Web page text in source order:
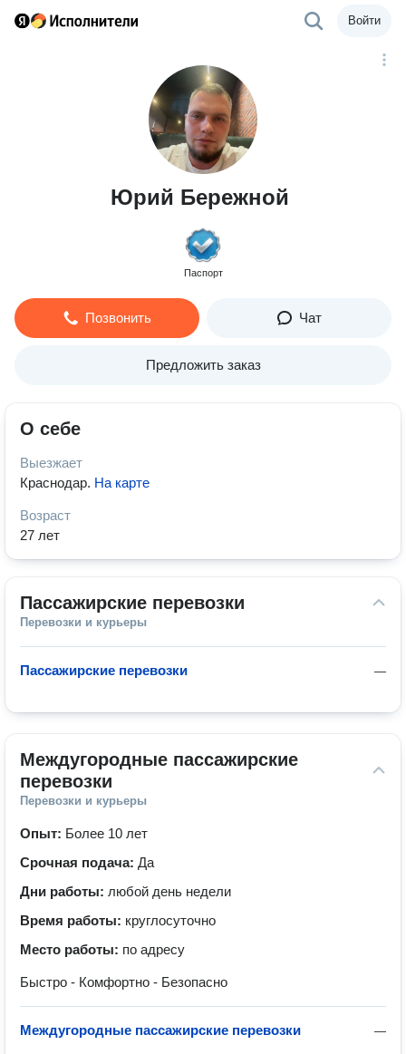
Войти
Юрий Бережной
Паспорт
Позвонить Чат
Предложить заказ
О себе
Выезжает
Краснодар. На карте
Возраст
27 лет
Пассажирские перевозки
Перевозки и курьеры
—
Пассажирские перевозки
Междугородные пассажирские
перевозки
Перевозки и курьеры
Опыт: Более 10 лет
Срочная подача: Да
Дни работы: любой день недели
Время работы: круглосуточно
Место работы: по адресу
Быстро - Комфортно - Безопасно
—
Междугородные пассажирские перевозки